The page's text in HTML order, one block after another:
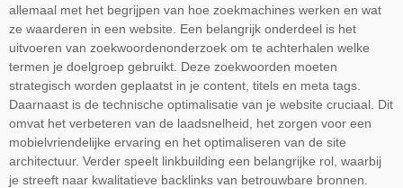
allemaal met het begrijpen van hoe zoekmachines werken en wat
ze waarderen in een website. Een belangrijk onderdeel is het
uitvoeren van zoekwoordenonderzoek om te achterhalen welke
termen je doelgroep gebruikt. Deze zoekwoorden moeten
strategisch worden geplaatst in je content, titels en meta tags.
Daarnaast is de technische optimalisatie van je website cruciaal. Dit
omvat het verbeteren van de laadsnelheid, het zorgen voor een
mobielvriendelijke ervaring en het optimaliseren van de site
architectuur. Verder speelt linkbuilding een belangrijke rol, waarbij
je streeft naar kwalitatieve backlinks van betrouwbare bronnen.